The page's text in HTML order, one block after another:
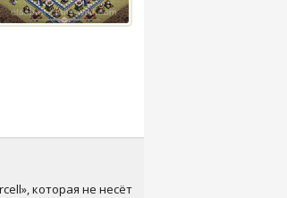
которая не несёт